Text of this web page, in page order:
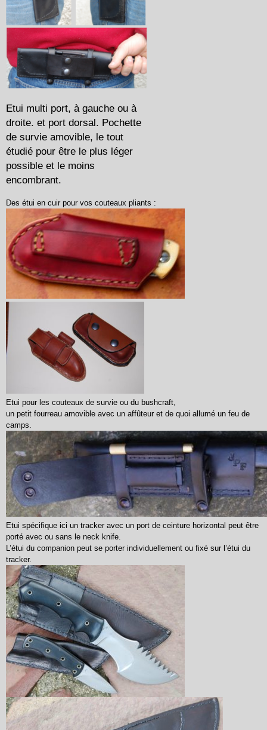
Etui multi port, à gauche ou à
droite. et port dorsal. Pochette
de survie amovible, le tout
étudié pour être le plus léger
possible et le moins
encombrant.
Des étui en cuir pour vos couteaux pliants :
Etui pour les couteaux de survie ou du bushcraft,
un petit fourreau amovible avec un affûteur et de quoi allumé un feu de
camps.
Etui spécifique ici un tracker avec un port de ceinture horizontal peut être
porté avec ou sans le neck knife.
L’étui du companion peut se porter individuellement ou fixé sur l’étui du
tracker.